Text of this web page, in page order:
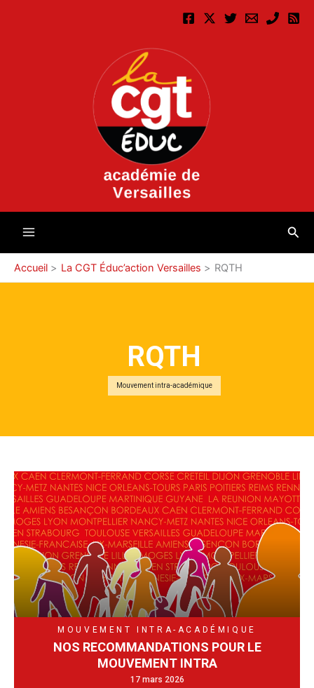
Accueil La CGT Éduc’action Versailles RQTH
RQTH
Mouvement intra-académique
MOUVEMENT INTRA-ACADÉMIQUE
NOS RECOMMANDATIONS POUR LE
MOUVEMENT INTRA
17 mars 2026